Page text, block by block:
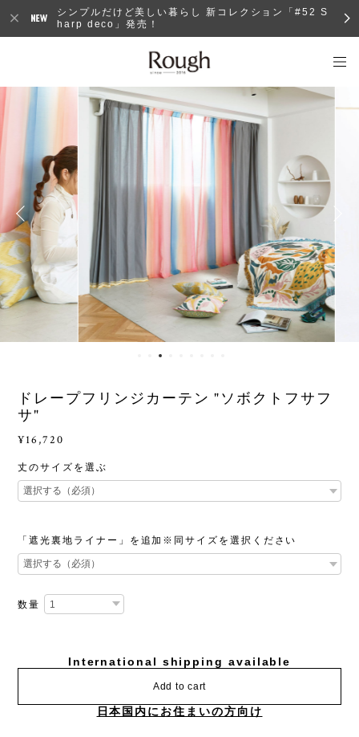
シンプルだけど美しい暮らし 新コレクション「#52 S
harp deco」発売！
ドレープフリンジカーテン "ソボクトフサフ
サ"
¥16,720
丈のサイズを選ぶ
「遮光裏地ライナー」を追加※同サイズを選択ください
数量
International shipping available
Add to cart
日本国内にお住まいの方向け